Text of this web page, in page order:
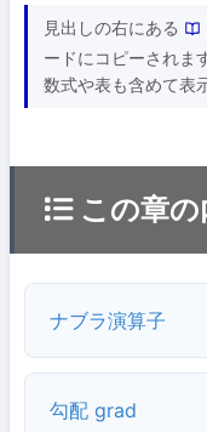
見出しの右にある
ードにコピーされます
数式や表も含めて表
この章の
ナブラ演算子
勾配 grad